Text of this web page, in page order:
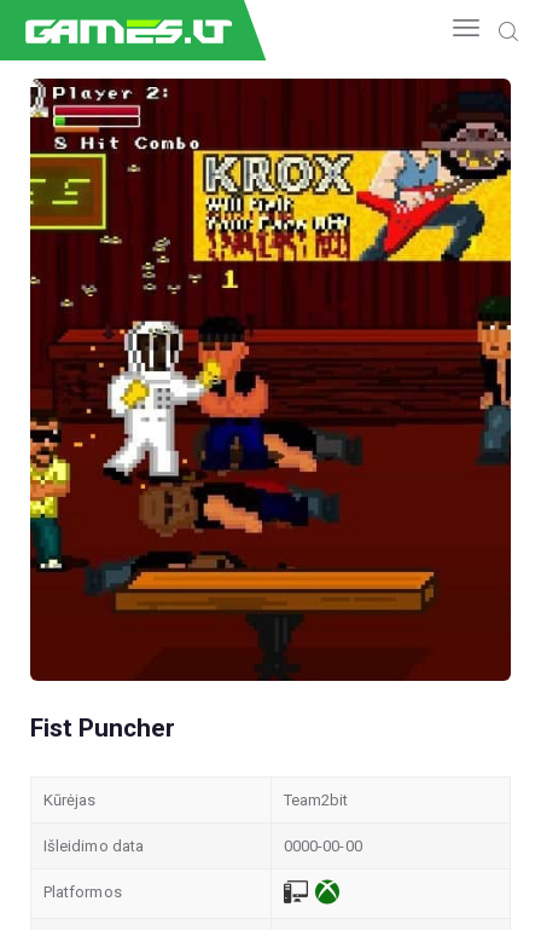
NAUJIENOS
GAMEDEV
ESPORTAS
GELEŽIS
VIDEO
APŽVALGOS
ŽAIDIMAI
Fist Puncher
Kūrėjas Team2bit
Išleidimo data 0000-00-00
Platformos